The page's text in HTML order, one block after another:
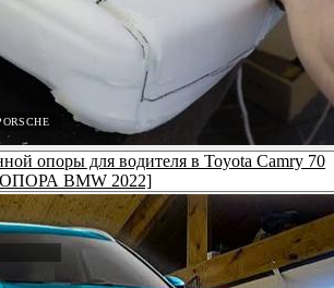
опоры для водителя в Toyota Camry 70
BMW 2022]